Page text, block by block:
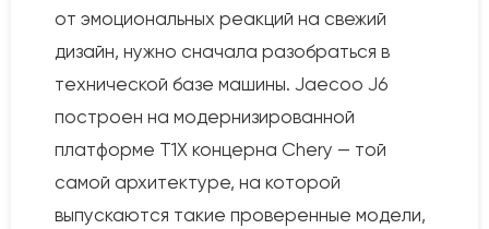
от эмоциональных реакций на свежий
дизайн, нужно сначала разобраться в
технической базе машины. Jaecoo J6
построен на модернизированной
платформе T1X концерна Chery — той
самой архитектуре, на которой
выпускаются такие проверенные модели,